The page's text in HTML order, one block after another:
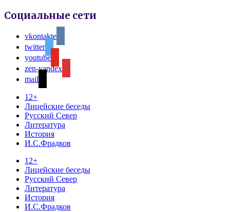
Социальные сети
vkontakte
twitter
youtube
zen-yandex
mail
12+
Лицейские беседы
Русский Север
Литература
История
И.С.Фрадков
12+
Лицейские беседы
Русский Север
Литература
История
И.С.Фрадков